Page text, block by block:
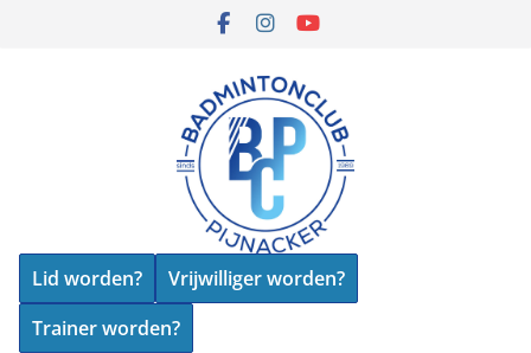
Lid worden?
Vrijwilliger worden?
Trainer worden?